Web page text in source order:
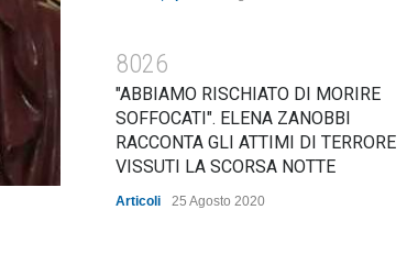
8026
"ABBIAMO RISCHIATO DI MORIRE
SOFFOCATI". ELENA ZANOBBI
RACCONTA GLI ATTIMI DI TERRORE
VISSUTI LA SCORSA NOTTE
Articoli 25 Agosto 2020